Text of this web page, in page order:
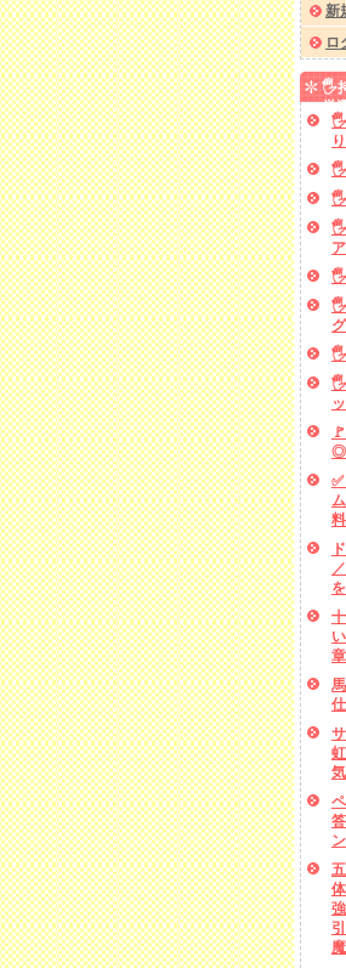
新
ロ
🖐️
厳
料
🖐️
🖐️
🖐️
🖐️
🖐️
🖐️
🖐️
🖐️
◎
料